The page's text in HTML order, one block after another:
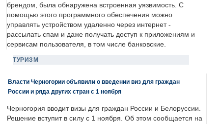
брендом, была обнаружена встроенная уязвимость. С
помощью этого программного обеспечения можно
управлять устройством удаленно через интернет -
рассылать спам и даже получать доступ к приложениям и
сервисам пользователя, в том числе банковские.
ТУРИЗМ
Власти Черногории объявили о введении виз для граждан
России и ряда других стран с 1 ноября
Черногория вводит визы для граждан России и Белоруссии.
Решение вступит в силу с 1 ноября. Об этом сообщается на